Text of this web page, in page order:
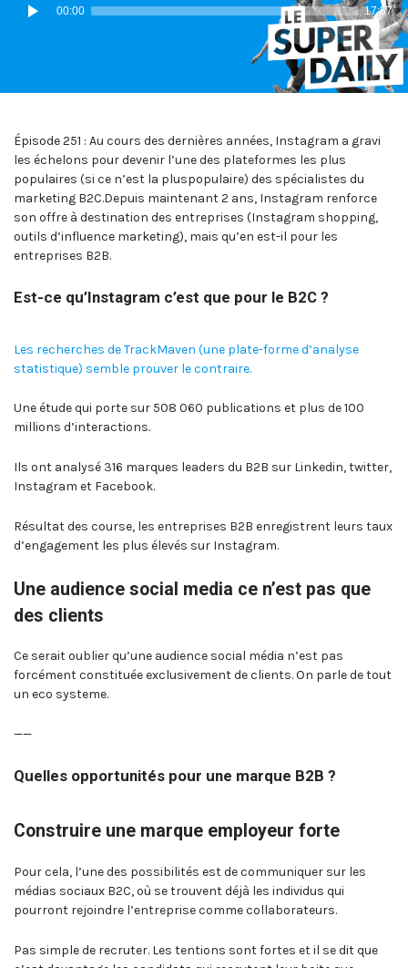
audio
00:00 17:57
Épisode 251 : Au cours des dernières années, Instagram a gravi
les échelons pour devenir l’une des plateformes les plus
populaires (si ce n’est la pluspopulaire) des spécialistes du
marketing B2C.Depuis maintenant 2 ans, Instagram renforce
son offre à destination des entreprises (Instagram shopping,
outils d’influence marketing), mais qu’en est-il pour les
entreprises B2B.
Est-ce qu’Instagram c’est que pour le B2C ?
Les recherches de TrackMaven (une plate-forme d’analyse
statistique) semble prouver le contraire.
Une étude qui porte sur 508 060 publications et plus de 100
millions d’interactions.
Ils ont analysé 316 marques leaders du B2B sur Linkedin, twitter,
Instagram et Facebook.
Résultat des course, les entreprises B2B enregistrent leurs taux
d’engagement les plus élevés sur Instagram.
Une audience social media ce n’est pas que
des clients
Ce serait oublier qu’une audience social média n’est pas
forcément constituée exclusivement de clients. On parle de tout
un eco systeme.
——
Quelles opportunités pour une marque B2B ?
Construire une marque employeur forte
Pour cela, l’une des possibilités est de communiquer sur les
médias sociaux B2C, où se trouvent déjà les individus qui
pourront rejoindre l’entreprise comme collaborateurs.
Pas simple de recruter. Les tentions sont fortes et il se dit que